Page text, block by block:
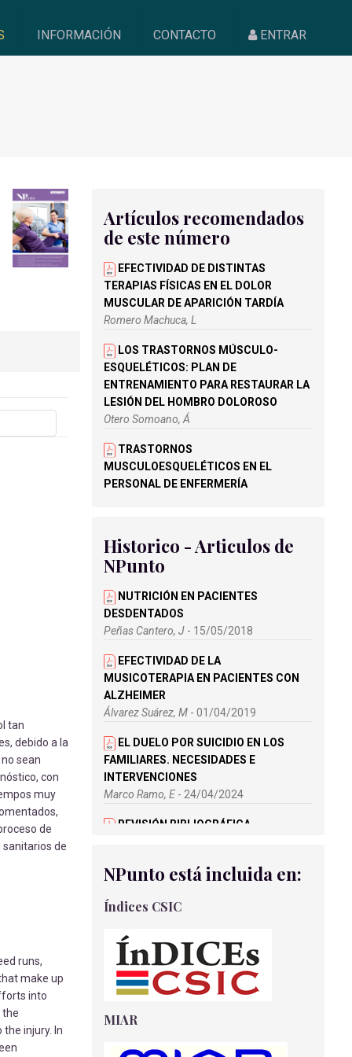
INFORMACIÓN CONTACTO ENTRAR
tan
debido a la
sean
con
muy
de
de
runs,
make up
into
the
injury. In
Artículos recomendados
de este número
EFECTIVIDAD DE DISTINTAS
TERAPIAS FÍSICAS EN EL DOLOR
MUSCULAR DE APARICIÓN TARDÍA
Romero Machuca, L
LOS TRASTORNOS MÚSCULO-
ESQUELÉTICOS: PLAN DE
ENTRENAMIENTO PARA RESTAURAR LA
LESIÓN DEL HOMBRO DOLOROSO
Otero Somoano, Á
TRASTORNOS
MUSCULOESQUELÉTICOS EN EL
PERSONAL DE ENFERMERÍA
TORTICOLIS MUSCULAR CONGÉNITA
Antón Santos, B
ABORDAJE DE LAS LESIONES DE LA
FUTBOLISTAS
Lorente Navas, J
Historico - Articulos de
NPunto
NUTRICIÓN EN PACIENTES
DESDENTADOS
Peñas Cantero, J - 15/05/2018
EFECTIVIDAD DE LA
MUSICOTERAPIA EN PACIENTES CON
ALZHEIMER
Álvarez Suárez, M - 01/04/2019
EL DUELO POR SUICIDIO EN LOS
FAMILIARES. NECESIDADES E
INTERVENCIONES
Marco Ramo, E - 24/04/2024
REVISIÓN BIBLIOGRÁFICA -
ESCOLIOSIS IDIOPÁTICA
31/07/2023
IMAGEN PEDIÁTRICA PARA
ATENCIÓN PRIMARIA
Tijerín Bueno, M- 31/01/2023
EN EL TRATAMIENTO DE LA DIABETES
NPunto está incluida en:
Índices CSIC
MIAR